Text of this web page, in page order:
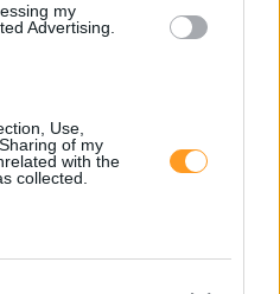
my
Advertising.
Use,
of my
with the
collected.
COMPETÊNCIAS MAIS